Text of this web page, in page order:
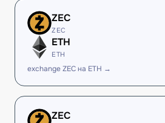
ZEC
ZEC
ETH
ETH
exchange ZEC на ETH →
ZEC